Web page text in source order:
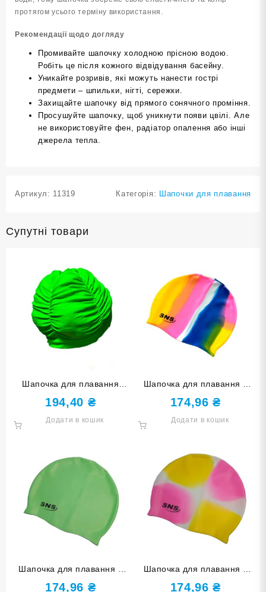
протягом усього терміну використання.
Рекомендації щодо догляду
Промивайте шапочку холодною прісною водою.
Робіть це після кожного відвідування басейну.
Уникайте розривів, які можуть нанести гострі
предмети – шпильки, нігті, сережки.
Захищайте шапочку від прямого сонячного проміння.
Просушуйте шапочку, щоб уникнути появи цвілі. Але
не використовуйте фен, радіатор опалення або інші
джерела тепла.
Артикул: 11319 Категорія: Шапочки для плавання
Супутні товари
Шапочка для плавання
однотонна BZ-A
194,40 ₴
Додати в кошик
Шапочка для плавання у
футлярі SNS мультиколір
SC-Ц1
174,96₴
Додати в кошик
Шапочка для плавання у
футлярі SNS салатова SC-
174,96 ₴
Шапочка для плавання у
футлярі SNS мультиколір
174,96₴